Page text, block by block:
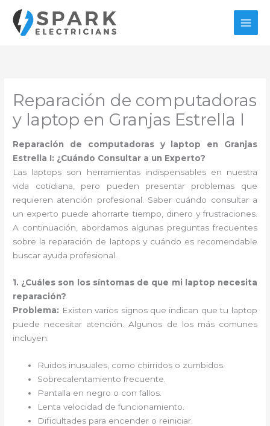
contenido
Reparación de computadoras
y laptop en Granjas Estrella I
Reparación de computadoras y laptop en Granjas
Estrella I: ¿Cuándo Consultar a un Experto?
Las laptops son herramientas indispensables en nuestra
vida cotidiana, pero pueden presentar problemas que
requieren atención profesional. Saber cuándo consultar a
un experto puede ahorrarte tiempo, dinero y frustraciones.
A continuación, abordamos algunas preguntas frecuentes
sobre la reparación de laptops y cuándo es recomendable
buscar ayuda profesional.
1. ¿Cuáles son los síntomas de que mi laptop necesita
reparación?
Problema: Existen varios signos que indican que tu laptop
puede necesitar atención. Algunos de los más comunes
incluyen:
Ruidos inusuales, como chirridos o zumbidos.
Sobrecalentamiento frecuente.
Pantalla en negro o con fallos.
Lenta velocidad de funcionamiento.
Dificultades para encender o reiniciar.